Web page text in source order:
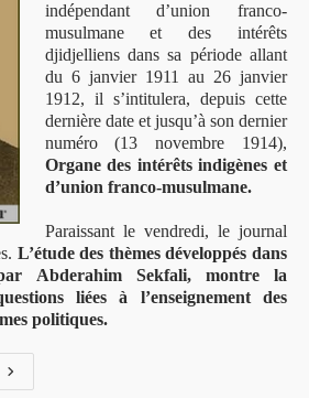
indépendant d’union franco-
musulmane et des intérêts
djidjelliens dans sa période allant
du 6 janvier 1911 au 26 janvier
1912, il s’intitulera, depuis cette
dernière date et jusqu’à son dernier
numéro (13 novembre 1914),
Organe des intérêts indigènes et
d’union franco-musulmane.
Paraissant le vendredi, le journal
L’étude des thèmes développés dans
Abderahim Sekfali, montre la
liées à l’enseignement des
politiques.
Le